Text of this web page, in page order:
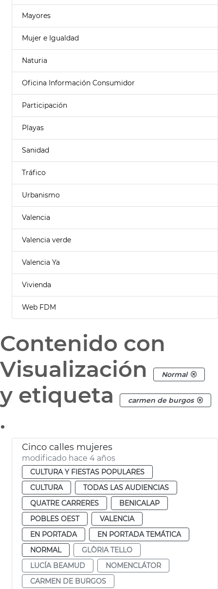
Mayores
Mujer e Igualdad
Naturia
Oficina Información Consumidor
Participación
Playas
Sanidad
Tráfico
Urbanismo
Valencia
Valencia verde
Valencia Ya
Vivienda
Web FDM
Contenido con
Visualización
Normal
y etiqueta carmen de burgos
.
Cinco calles mujeres
modificado hace 4 años
CULTURA Y FIESTAS POPULARES
CULTURA
TODAS LAS AUDIENCIAS
QUATRE CARRERES
BENICALAP
POBLES OEST
VALENCIA
EN PORTADA
EN PORTADA TEMÁTICA
NORMAL
GLÒRIA TELLO
LUCÍA BEAMUD
NOMENCLÁTOR
CARMEN DE BURGOS